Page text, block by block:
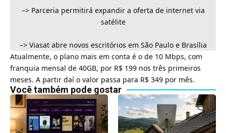
–> Parceria permitirá expandir a oferta de internet via
satélite
–> Viasat abre novos escritórios em São Paulo e Brasília
Atualmente, o plano mais em conta é o de 10 Mbps, com
franquia mensal de 40GB, por R$ 199 nos três primeiros
meses. A partir daí o valor passa para R$ 349 por mês.
Você também pode gostar